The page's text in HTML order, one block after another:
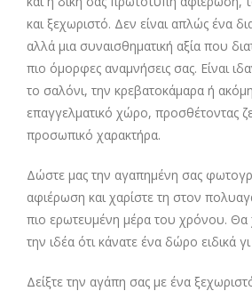
και ξεχωριστό. Δεν είναι απλώς ένα
αλλά μια συναισθηματική αξία που
πιο όμορφες αναμνήσεις σας. Είναι
το σαλόνι, την κρεβατοκάμαρα ή
επαγγελματικό χώρο, προσθέτοντας
προσωπικό χαρακτήρα.
Δώστε μας την αγαπημένη σας
αφιέρωση και χαρίστε τη στον
πιο ερωτευμένη μέρα του χρόνου. Θα
την ιδέα ότι κάνατε ένα δώρο ειδικά
Δείξτε την αγάπη σας με ένα